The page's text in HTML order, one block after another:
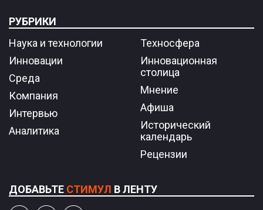
РУБРИКИ
Наука и технологии
Инновации
Среда
Компания
Интервью
Аналитика
Техносфера
Инновационная
столица
Мнение
Афиша
Исторический
календарь
Рецензии
ДОБАВЬТЕ СТИМУЛ В ЛЕНТУ